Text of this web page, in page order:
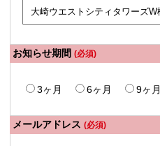
お知らせ期間 (必須)
3ヶ月 6ヶ月 9ヶ月
メールアドレス (必須)